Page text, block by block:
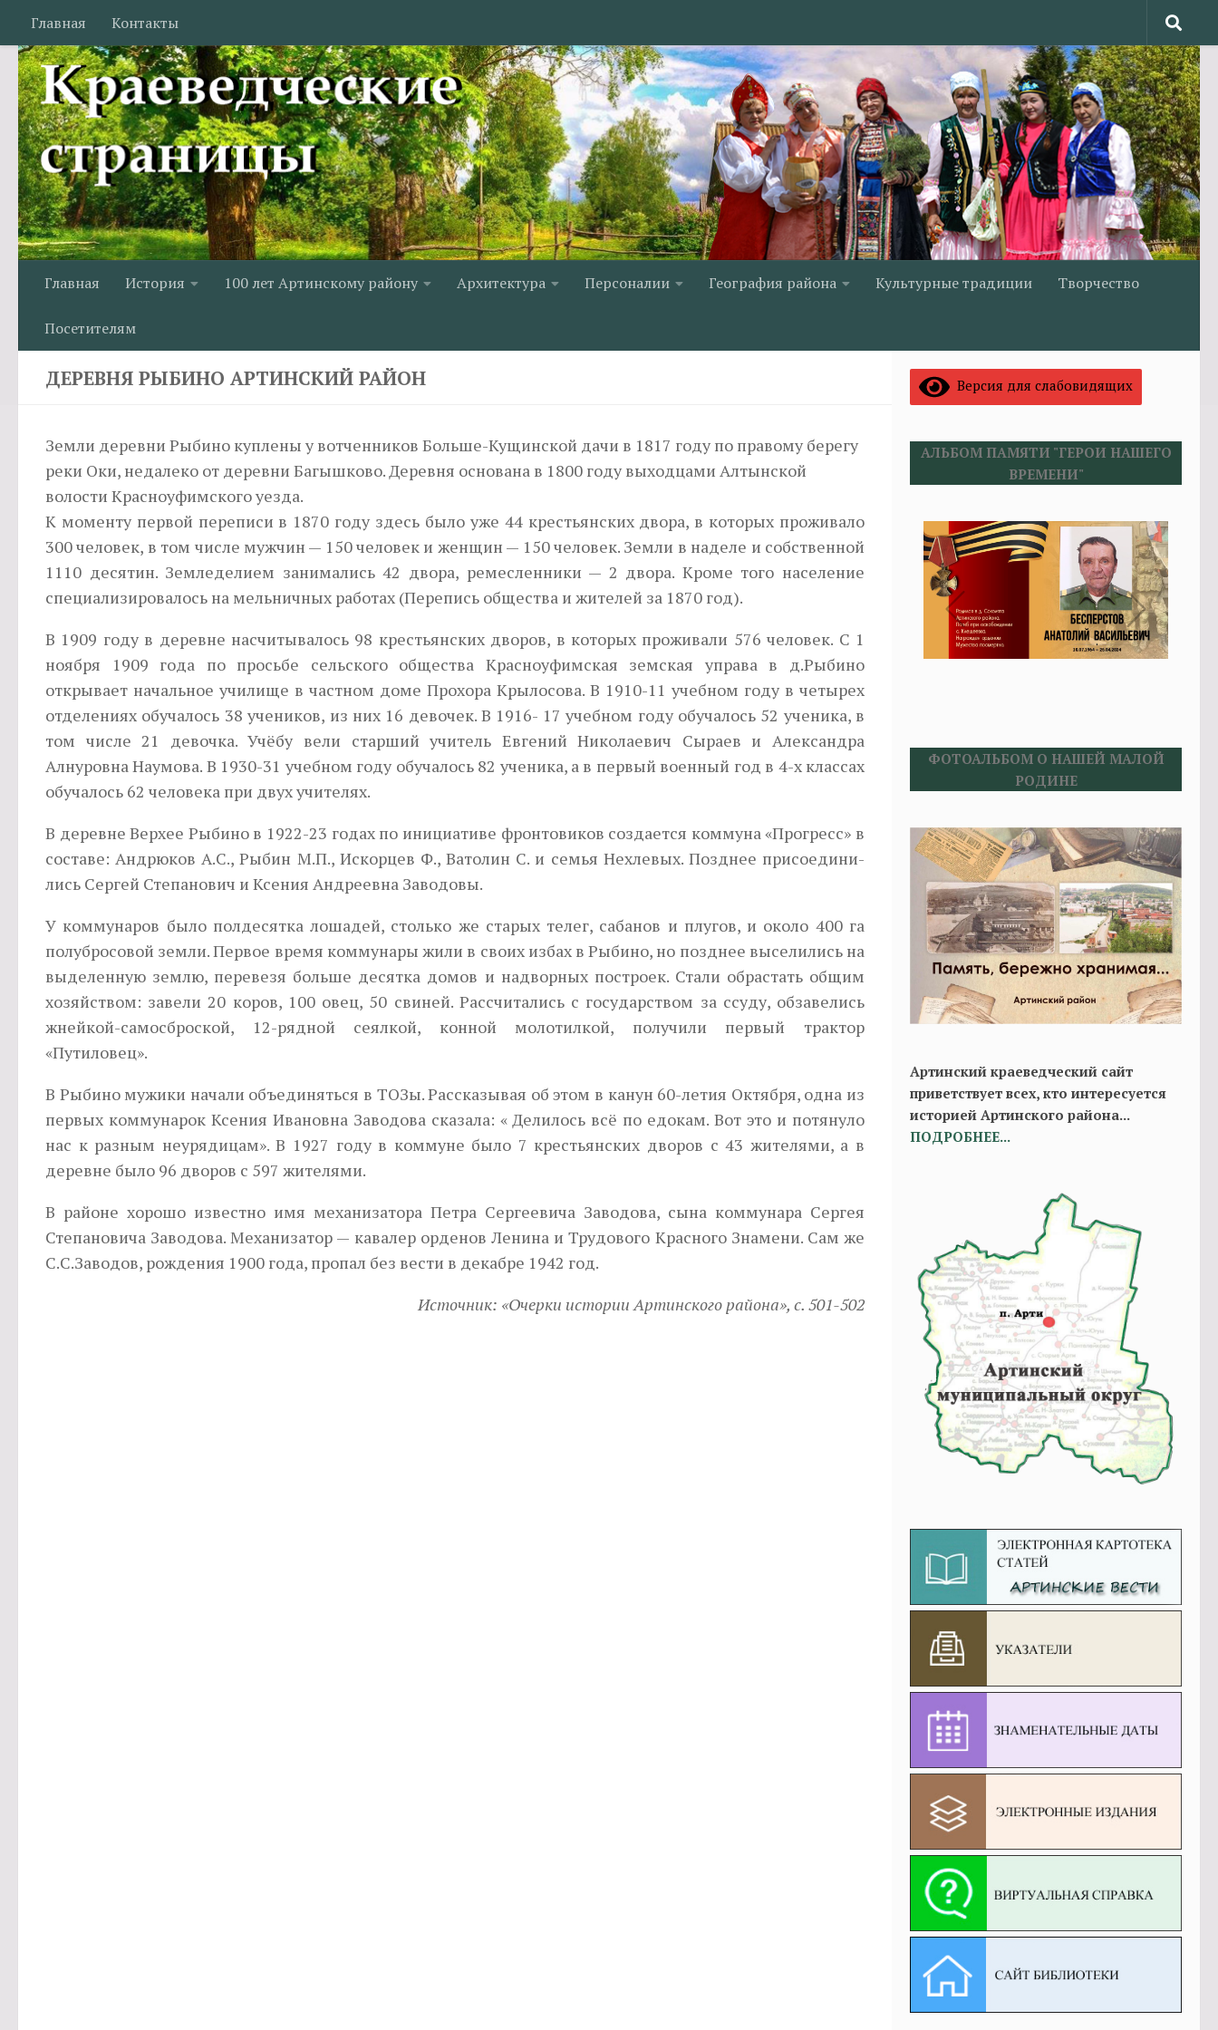
Перейти к содержимому
Главная Контакты
Главная История 100 лет Артинскому району Архитектура Персоналии География района Культурные традиции Творчество
Посетителям
ДЕРЕВНЯ РЫБИНО АРТИНСКИЙ РАЙОН
Земли деревни Рыбино куплены у вотченников Больше-Кущинской дачи в 1817 году по правому берегу
реки Оки, недалеко от деревни Багышково. Деревня основана в 1800 году выходцами Алтынской
волости Красноуфимского уезда.
К моменту первой переписи в 1870 году здесь было уже 44 крестьян­ских двора, в которых проживало
300 человек, в том числе мужчин — 150 человек и женщин — 150 человек. Земли в наделе и собственной
1110 десятин. Земледелием занимались 42 двора, ремесленники — 2 дво­ра. Кроме того население
специализировалось на мельничных работах (Перепись общества и жителей за 1870 год).
В 1909 году в деревне насчитывалось 98 крестьянских дворов, в кото­рых проживали 576 человек. С 1
ноября 1909 года по просьбе сельского общества Красноуфимская земская управа в д.Рыбино
открывает началь­ное училище в частном доме Прохора Крылосова. В 1910-11 учебном году в четырех
отделениях обучалось 38 учеников, из них 16 девочек. В 1916- 17 учебном году обучалось 52 ученика, в
том числе 21 девочка. Учёбу вели старший учитель Евгений Николаевич Сыраев и Александра
Алнуровна Наумова. В 1930-31 учебном году обучалось 82 ученика, а в первый военный год в 4-х классах
обучалось 62 человека при двух учителях.
В деревне Верхее Рыбино в 1922-23 годах по инициативе фронтови­ков создается коммуна «Прогресс» в
составе: Андрюков А.С., Рыбин М.П., Искорцев Ф., Ватолин С. и семья Нехлевых. Позднее присоедини­
лись Сергей Степанович и Ксения Андреевна Заводовы.
У коммунаров было полдесятка лошадей, столько же старых телег, сабанов и плугов, и около 400 га
полубросовой земли. Первое время коммунары жили в своих избах в Рыбино, но позднее выселились на
выделенную землю, перевезя больше десятка домов и надворных постро­ек. Стали обрастать общим
хозяйством: завели 20 коров, 100 овец, 50 свиней. Рассчитались с государством за ссуду, обзавелись
жнейкой-са­мосброской, 12-рядной сеялкой, конной молотилкой, получили первый трактор
«Путиловец».
В Рыбино мужики начали объединяться в ТОЗы. Рассказывая об этом в канун 60-летия Октября, одна из
первых коммунарок Ксения Ивановна Заводова сказала: « Делилось всё по едокам. Вот это и потянуло
нас к разным неурядицам». В 1927 году в коммуне было 7 крестьянских дво­ров с 43 жителями, а в
деревне было 96 дворов с 597 жителями.
В районе хорошо известно имя механизатора Петра Сергеевича Заво­дова, сына коммунара Сергея
Степановича Заводова. Механизатор — ка­валер орденов Ленина и Трудового Красного Знамени. Сам же
С.С.Заво­дов, рождения 1900 года, пропал без вести в декабре 1942 год.
Источник: «Очерки истории Артинского района», с. 501-502
Версия для слабовидящих
АЛЬБОМ ПАМЯТИ "ГЕРОИ НАШЕГО
ВРЕМЕНИ"
Next
ФОТОАЛЬБОМ О НАШЕЙ МАЛОЙ
РОДИНЕ
Артинский краеведческий сайт
приветствует всех, кто интересуется
историей Артинского района...
ПОДРОБНЕЕ...